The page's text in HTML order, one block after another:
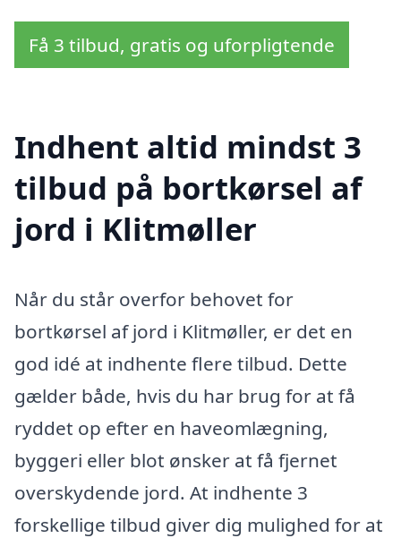
Få 3 tilbud, gratis og uforpligtende
Indhent altid mindst 3
tilbud på bortkørsel af
jord i Klitmøller
Når du står overfor behovet for
bortkørsel af jord i Klitmøller, er det en
god idé at indhente flere tilbud. Dette
gælder både, hvis du har brug for at få
ryddet op efter en haveomlægning,
byggeri eller blot ønsker at få fjernet
overskydende jord. At indhente 3
forskellige tilbud giver dig mulighed for at